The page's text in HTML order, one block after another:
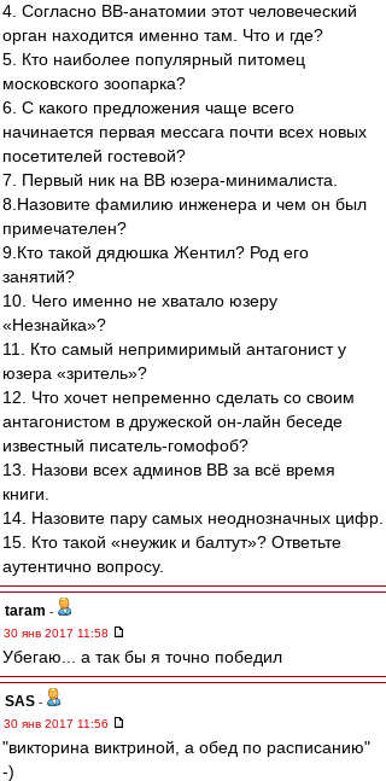
4. Согласно ВВ-анатомии этот человеческий
орган находится именно там. Что и где?
5. Кто наиболее популярный питомец
московского зоопарка?
6. С какого предложения чаще всего
начинается первая мессага почти всех новых
посетителей гостевой?
7. Первый ник на ВВ юзера-минималиста.
8.Назовите фамилию инженера и чем он был
примечателен?
9.Кто такой дядюшка Жентил? Род его
занятий?
10. Чего именно не хватало юзеру
«Незнайка»?
11. Кто самый непримиримый антагонист у
юзера «зритель»?
12. Что хочет непременно сделать со своим
антагонистом в дружеской он-лайн беседе
известный писатель-гомофоб?
13. Назови всех админов ВВ за всё время
книги.
14. Назовите пару самых неоднозначных цифр.
15. Кто такой «неужик и балтут»? Ответьте
аутентично вопросу.
taram -
30 янв 2017 11:58
Убегаю... а так бы я точно победил
SAS -
30 янв 2017 11:56
"викторина виктриной, а обед по расписанию"
-)